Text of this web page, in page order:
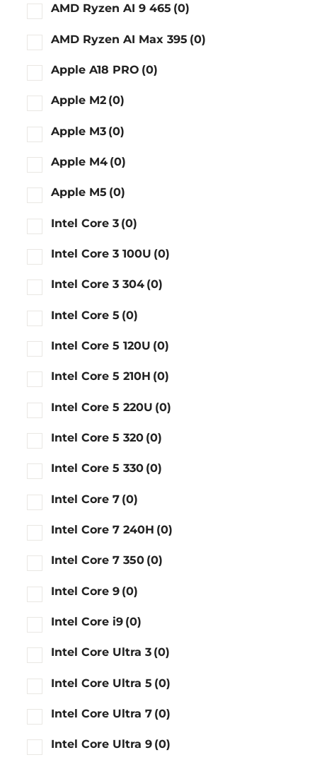
AMD Ryzen AI 9 465 (0)
AMD Ryzen AI Max 395 (0)
Apple A18 PRO (0)
Apple M2 (0)
Apple M3 (0)
Apple M4 (0)
Apple M5 (0)
Intel Core 3 (0)
Intel Core 3 100U (0)
Intel Core 3 304 (0)
Intel Core 5 (0)
Intel Core 5 120U (0)
Intel Core 5 210H (0)
Intel Core 5 220U (0)
Intel Core 5 320 (0)
Intel Core 5 330 (0)
Intel Core 7 (0)
Intel Core 7 240H (0)
Intel Core 7 350 (0)
Intel Core 9 (0)
Intel Core i9 (0)
Intel Core Ultra 3 (0)
Intel Core Ultra 5 (0)
Intel Core Ultra 7 (0)
Intel Core Ultra 9 (0)